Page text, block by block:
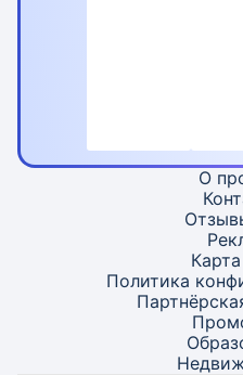
О
Карта
Политика